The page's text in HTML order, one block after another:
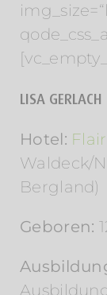
LISA GERLACH
Hotel:
Waldeck/
Bergland)
Geboren: